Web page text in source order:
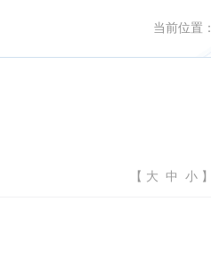
当前位置：
【 大 中 小 】